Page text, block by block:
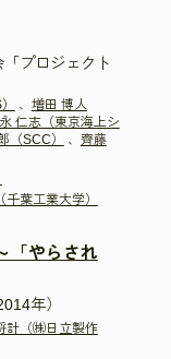
プロジェクト
、 増田 博人
仁志（東京海上シ
（SCC） 、 齊藤
千葉工業大学）
「やらされ
年）
計（㈱日立製作